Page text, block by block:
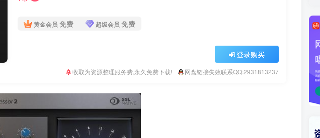
黄金会员 免费 超级会员 免费
登录购买
收取为资源整理服务费,永久免费下载! 网盘链接失效联系QQ:2931813237